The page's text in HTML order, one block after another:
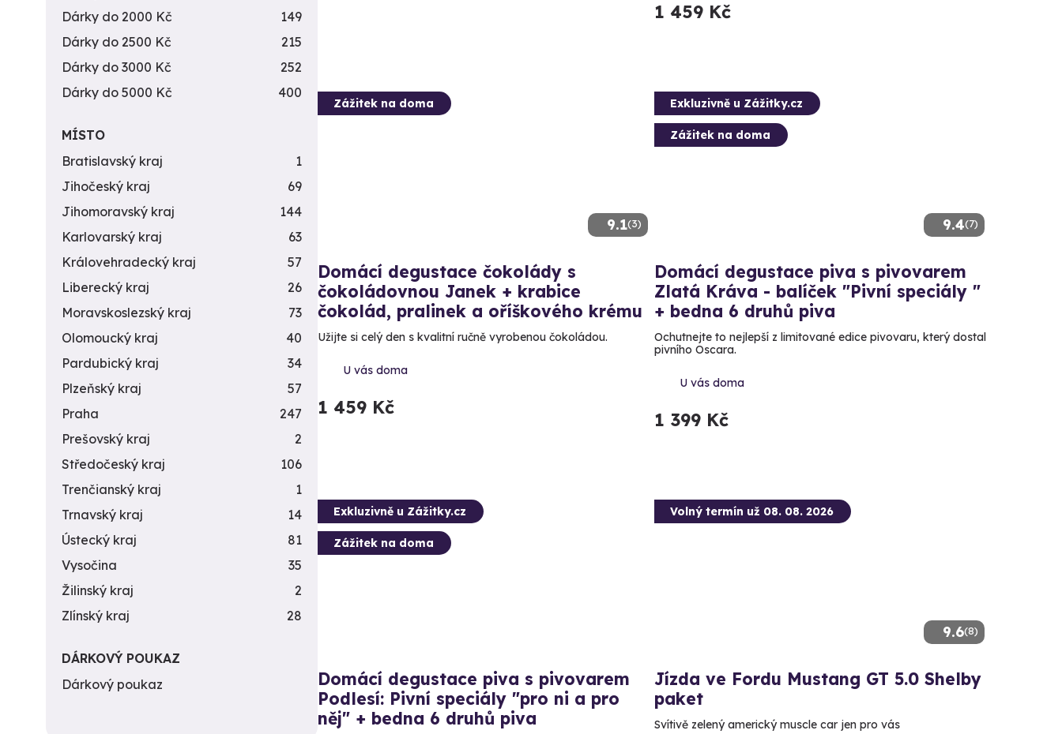
1 459 Kč
9.1(3)
Zážitek na doma
Domácí degustace čokolády s
čokoládovnou Janek + krabice
čokolád, pralinek a oříškového krému
Užijte si celý den s kvalitní ručně vyrobenou čokoládou.
U vás doma
1 459 Kč
9.4(7)
Exkluzivně u Zážitky.cz
Zážitek na doma
Domácí degustace piva s pivovarem
Zlatá Kráva - balíček "Pivní speciály "
+ bedna 6 druhů piva
Ochutnejte to nejlepší z limitované edice pivovaru, který dostal
pivního Oscara.
U vás doma
1 399 Kč
Exkluzivně u Zážitky.cz
Zážitek na doma
Domácí degustace piva s pivovarem
Podlesí: Pivní speciály "pro ni a pro
něj" + bedna 6 druhů piva
9.6(8)
Volný termín už 08. 08. 2026
Jízda ve Fordu Mustang GT 5.0 Shelby
paket
Svítivě zelený americký muscle car jen pro vás
Dárky do 2000 Kč
149
Dárky do 2500 Kč
215
Dárky do 3000 Kč
252
Dárky do 5000 Kč
400
MÍSTO
Bratislavský kraj
1
Jihočeský kraj
69
Jihomoravský kraj
144
Karlovarský kraj
63
Královehradecký kraj
57
Liberecký kraj
26
Moravskoslezský kraj
73
Olomoucký kraj
40
Pardubický kraj
34
Plzeňský kraj
57
Praha
247
Prešovský kraj
2
Středočeský kraj
106
Trenčianský kraj
1
Trnavský kraj
14
Ústecký kraj
81
Vysočina
35
Žilinský kraj
2
Zlínský kraj
28
DÁRKOVÝ POUKAZ
Dárkový poukaz